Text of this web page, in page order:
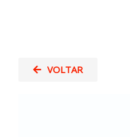
VOLTAR